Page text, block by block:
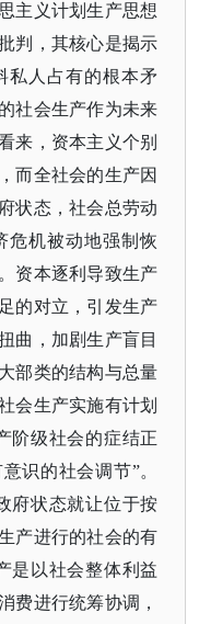
主义计划生产思想
判，其核心是揭示
私人占有的根本矛
社会生产作为未来
来，资本主义个别
而全社会的生产因
状态，社会总劳动
危机被动地强制恢
资本逐利导致生产
的对立，引发生产
曲，加剧生产盲目
部类的结构与总量
会生产实施有计划
阶级社会的症结正
识的社会调节”。
府状态就让位于按
产进行的社会的有
是以社会整体利益
费进行统筹协调，